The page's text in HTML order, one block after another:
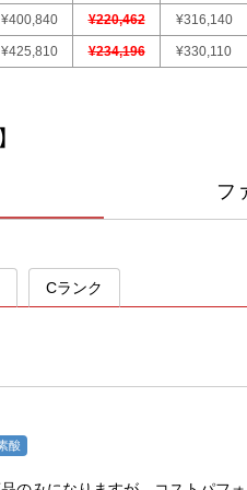
¥400,840 ¥220,462 ¥316,140
¥425,810 ¥234,196 ¥330,110